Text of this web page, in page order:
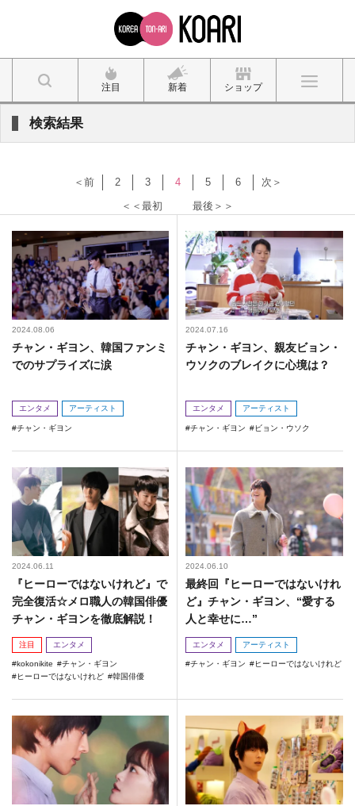
注目 新着 ショップ
検索結果
＜＜最初
＜前 2 3 4 5 6
次＞
最後＞＞
2024.08.06
チャン・ギヨン、韓国ファンミ
でのサプライズに涙
エンタメ アーティスト
チャン・ギヨン
2024.07.16
チャン・ギヨン、親友ビョン・
ウソクのブレイクに心境は？
エンタメ アーティスト
チャン・ギヨン ビョン・ウソク
2024.06.11
『ヒーローではないけれど』で
完全復活☆メロ職人の韓国俳優
チャン・ギヨンを徹底解説！
注目 エンタメ
kokonikite
チャン・ギヨン
ヒーローではないけれど
韓国俳優
2024.06.10
最終回『ヒーローではないけれ
ど』チャン・ギヨン、“愛する
人と幸せに…”
エンタメ アーティスト
チャン・ギヨン ヒーローではないけれど